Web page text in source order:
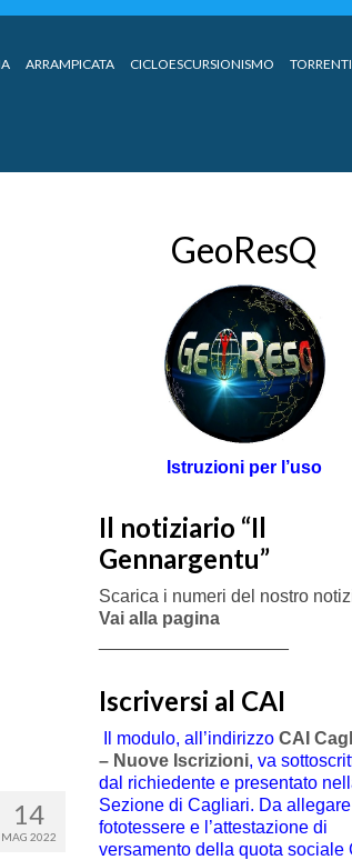
ARRAMPICATA CICLOESCURSIONISMO
14
MAG 2022
GeoResQ
Istruzioni per l’uso
Il notiziario “Il
Gennargentu”
Scarica i numeri del nostro
Vai alla pagina
Iscriversi al CAI
Il modulo, all’indirizzo CAI
– Nuove Iscrizioni, va
dal richiedente e presentato
Sezione di Cagliari. Da
fototessere e l’attestazione di
versamento della quota sociale